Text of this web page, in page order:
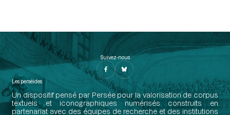
Suivez-nous
Les perséides
Un dispositif pensé par Persée pour la valorisation de corpus
textuels et iconographiques numérisés construits en
partenariat avec des équipes de recherche et des institutions